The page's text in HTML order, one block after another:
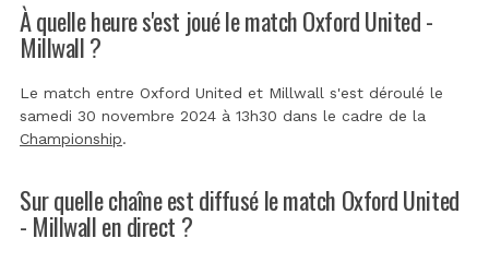
À quelle heure s'est joué le match Oxford United -
Millwall ?
Le match entre Oxford United et Millwall s'est déroulé le
samedi 30 novembre 2024 à 13h30 dans le cadre de la
Championship.
Sur quelle chaîne est diffusé le match Oxford United
- Millwall en direct ?